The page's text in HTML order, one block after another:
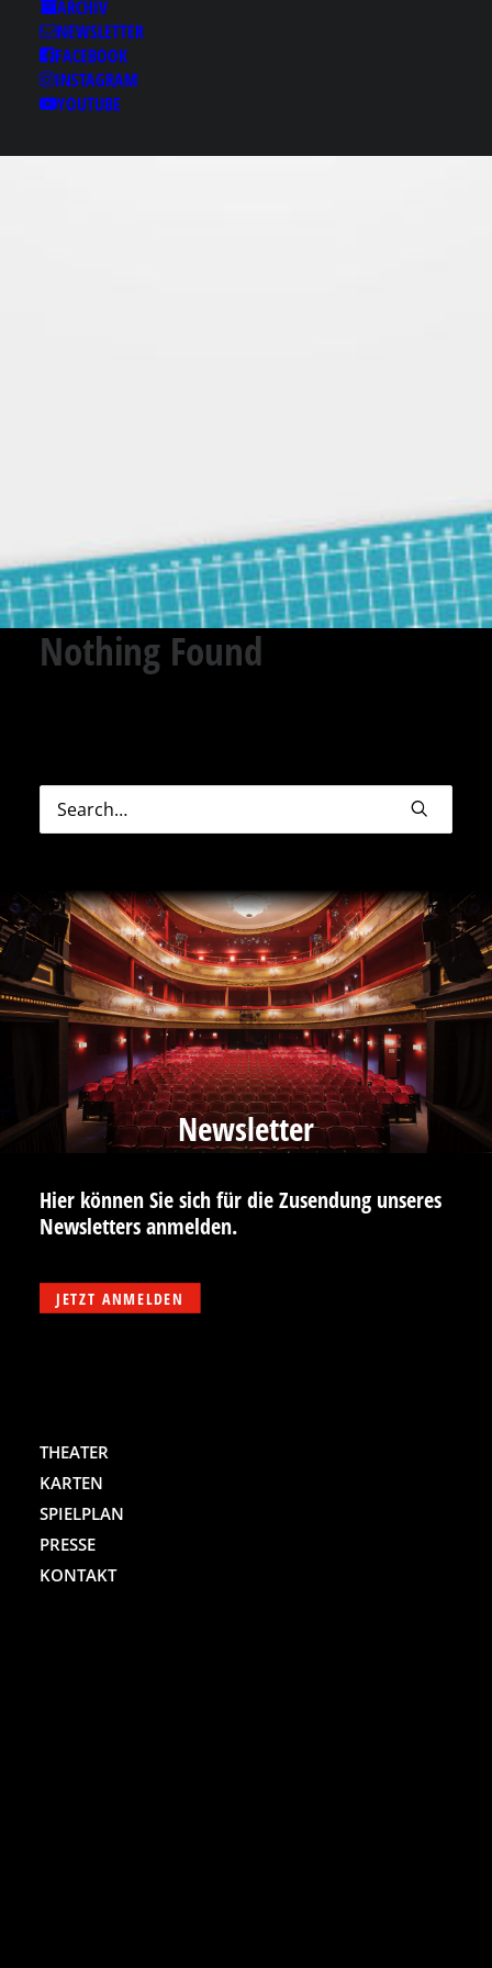
ARCHIV
NEWSLETTER
FACEBOOK
INSTAGRAM
YOUTUBE
Б「otam13.com］✁김
화레깅스룸♬김화키스
방○김화패티쉬룸 김화
Nothing Found
Newsletter
Hier können Sie sich für die Zusendung unseres
Newsletters anmelden.
JETZT ANMELDEN
THEATER
KARTEN
SPIELPLAN
PRESSE
KONTAKT